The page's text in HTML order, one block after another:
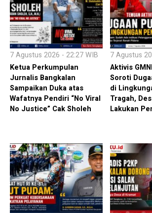
7 Agustus 2026 - 22:27 WIB
Ketua Perkumpulan
Jurnalis Bangkalan
Sampaikan Duka atas
Wafatnya Pendiri “No Viral
No Justice” Cak Sholeh
7 Agustus
Aktivis
Soroti
di
Tragah,
Lakukan